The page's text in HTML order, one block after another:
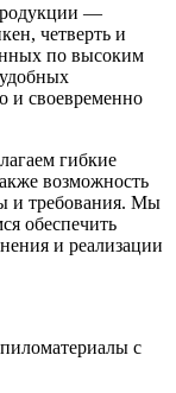
—
четверть и
по высоким
и своевременно
гибкие
возможность
и требования. Мы
обеспечить
и реализации
с